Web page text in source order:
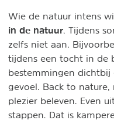
Wie de natuur intens
in de natuur . Tijdens
zelfs niet aan.
tijdens een tocht in de
bestemmingen dichtbij
gevoel. Back to
plezier beleven. Even
stappen. Dat is